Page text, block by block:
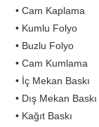
• Cam Kaplama
• Kumlu Folyo
• Buzlu Folyo
• Cam Kumlama
• İç Mekan Baskı
• Dış Mekan Baskı
• Kağıt Baskı